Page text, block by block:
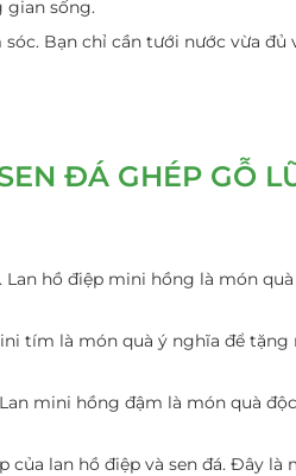
gian sống.
Bạn chỉ cần tưới nước vừa
ĐÁ GHÉP GỖ
hồ điệp mini hồng là món
tím là món quà ý nghĩa để tặng
mini hồng đậm là món quà
lan hồ điệp và sen đá. Đây